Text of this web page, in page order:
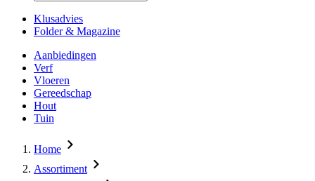
Klusadvies
Folder & Magazine
Aanbiedingen
Verf
Vloeren
Gereedschap
Hout
Tuin
Home
Assortiment